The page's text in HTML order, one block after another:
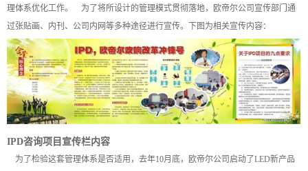
理体系优化工作。 为了将所设计的管理模式贯彻落地，欧帝尔公司宣传部门通
过张贴画、内刊、公司内网等多种途径进行宣传。下图为相关宣传内容：
IPD咨询项目宣传栏内容
为了检验这套管理体系是否适用，去年10月底，欧帝尔公司启动了LED新产品